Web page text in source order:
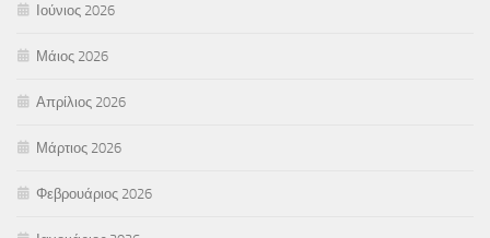
Ιούνιος 2026
Μάιος 2026
Απρίλιος 2026
Μάρτιος 2026
Φεβρουάριος 2026